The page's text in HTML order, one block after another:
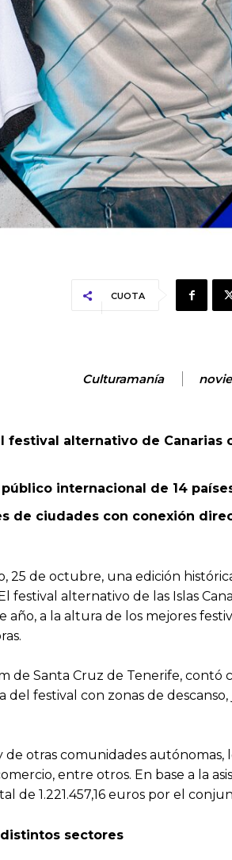
CUOTA
Culturamanía
alternativo de
internacional de 14
de ciudades con conexión
25 de octubre, una edición
festival alternativo de las Islas
a la altura de los mejores
Santa Cruz de Tenerife, contó
festival con zonas de
de otras comunidades
entre otros. En base a la
de 1.221.457,16 euros por el
sectores